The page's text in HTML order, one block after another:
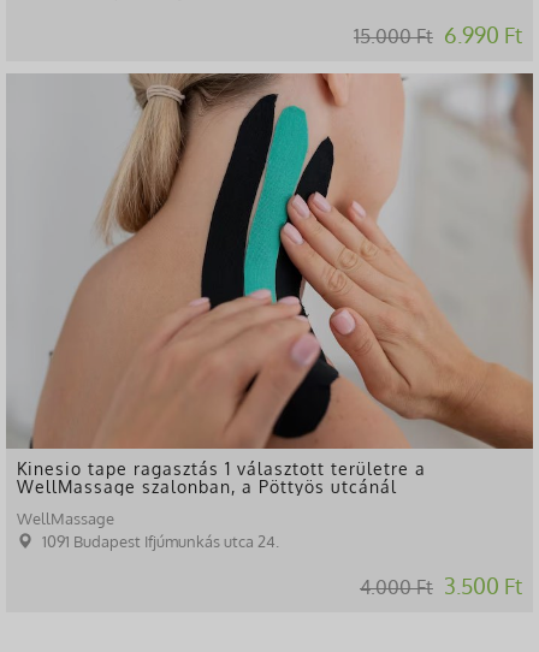
15.000 Ft 6.990 Ft
Kinesio tape ragasztás 1 választott területre a
WellMassage szalonban, a Pöttyös utcánál
WellMassage
1091 Budapest Ifjúmunkás utca 24.
4.000 Ft 3.500 Ft